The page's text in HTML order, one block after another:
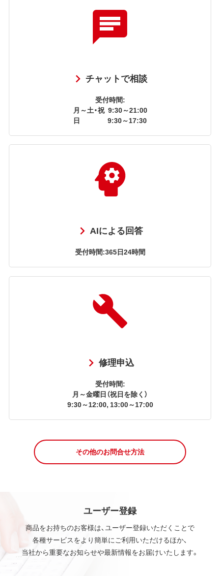
チャットで相談
受付時間:
月～土・祝 9:30～21:00
日
9:30～17:30
AIによる回答
受付時間:365日24時間
修理申込
受付時間:
月～金曜日（祝日を除く）
9:30～12:00, 13:00～17:00
その他のお問合せ方法
ユーザー登録
商品をお持ちのお客様は、ユーザー登録いただくことで
各種サービスをより簡単にご利用いただけるほか、
当社から重要なお知らせや最新情報をお届けいたします。